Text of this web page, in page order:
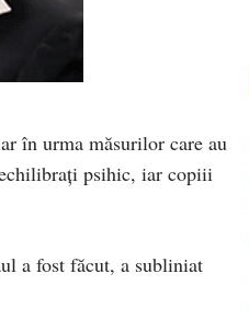
în urma măsurilor care au
psihic, iar copiii
a fost făcut, a subliniat